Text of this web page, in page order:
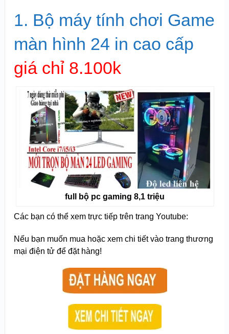
1. Bộ máy tính chơi Game
màn hình 24 in cao cấp
giá chỉ 8.100k
full bộ pc gaming 8,1 triệu
Các bạn có thể xem trực tiếp trên trang Youtube:
Nếu bạn muốn mua hoặc xem chi tiết vào trang thương
mại điện tử để đặt hàng!